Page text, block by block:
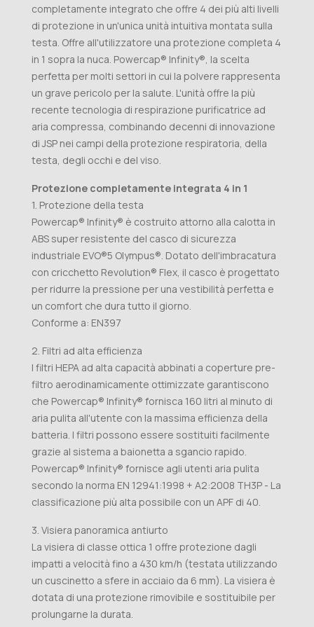
completamente integrato che offre 4 dei più alti livelli
di protezione in un'unica unità intuitiva montata sulla
testa. Offre all'utilizzatore una protezione completa 4
in 1 sopra la nuca. Powercap® Infinity®, la scelta
perfetta per molti settori in cui la polvere rappresenta
un grave pericolo per la salute. L'unità offre la più
recente tecnologia di respirazione purificatrice ad
aria compressa, combinando decenni di innovazione
di JSP nei campi della protezione respiratoria, della
testa, degli occhi e del viso.
Protezione completamente integrata 4 in 1
1. Protezione della testa
Powercap® Infinity® è costruito attorno alla calotta in
ABS super resistente del casco di sicurezza
industriale EVO®5 Olympus®. Dotato dell'imbracatura
con cricchetto Revolution® Flex, il casco è progettato
per ridurre la pressione per una vestibilità perfetta e
un comfort che dura tutto il giorno.
Conforme a: EN397
2. Filtri ad alta efficienza
I filtri HEPA ad alta capacità abbinati a coperture pre-
filtro aerodinamicamente ottimizzate garantiscono
che Powercap® Infinity® fornisca 160 litri al minuto di
aria pulita all'utente con la massima efficienza della
batteria. I filtri possono essere sostituiti facilmente
grazie al sistema a baionetta a sgancio rapido.
Powercap® Infinity® fornisce agli utenti aria pulita
secondo la norma EN 12941:1998 + A2:2008 TH3P - La
classificazione più alta possibile con un APF di 40.
3. Visiera panoramica antiurto
La visiera di classe ottica 1 offre protezione dagli
impatti a velocità fino a 430 km/h (testata utilizzando
un cuscinetto a sfere in acciaio da 6 mm). La visiera è
dotata di una protezione rimovibile e sostituibile per
prolungarne la durata.